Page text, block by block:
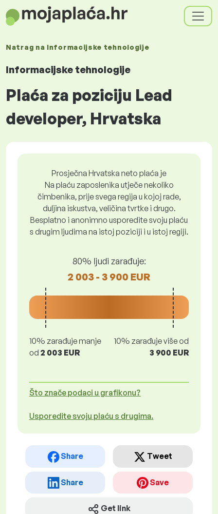
Natrag na Informacijske tehnologije
Informacijske tehnologije
Plaća za poziciju Lead
developer, Hrvatska
Prosječna Hrvatska neto plaća je
Na plaću zaposlenika utječe nekoliko
čimbenika, prije svega regija u kojoj rade,
duljina iskustva, veličina tvrtke i drugo.
Besplatno i anonimno usporedite svoju plaću
s drugim ljudima na istoj poziciji i u istoj regiji.
80% ljudi zarađuje:
2 003 - 3 900 EUR
10% zarađuje manje
od 2 003 EUR
10% zarađuje više od
3 900 EUR
Što znače podaci u grafikonu?
Usporedite svoju plaću s drugima.
Share Tweet
Share Save
Get link